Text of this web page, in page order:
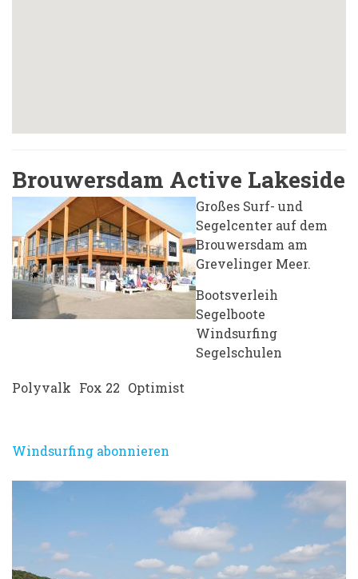
Brouwersdam Active Lakeside
Großes Surf- und
Segelcenter auf dem
Brouwersdam am
Grevelinger Meer.
Bootsverleih
Segelboote
Windsurfing
Segelschulen
Polyvalk Fox 22 Optimist
Windsurfing abonnieren